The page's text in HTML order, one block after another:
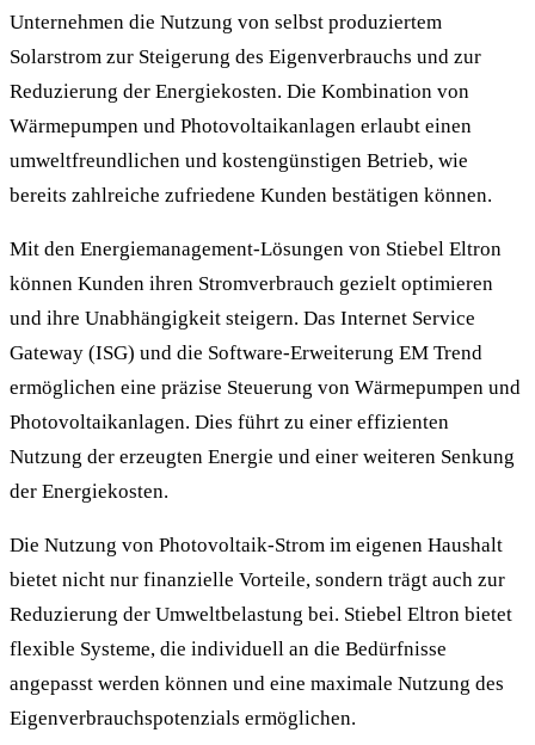
Unternehmen die Nutzung von selbst produziertem
Solarstrom zur Steigerung des Eigenverbrauchs und zur
Reduzierung der Energiekosten. Die Kombination von
Wärmepumpen und Photovoltaikanlagen erlaubt einen
umweltfreundlichen und kostengünstigen Betrieb, wie
bereits zahlreiche zufriedene Kunden bestätigen können.
Mit den Energiemanagement-Lösungen von Stiebel Eltron
können Kunden ihren Stromverbrauch gezielt optimieren
und ihre Unabhängigkeit steigern. Das Internet Service
Gateway (ISG) und die Software-Erweiterung EM Trend
ermöglichen eine präzise Steuerung von Wärmepumpen und
Photovoltaikanlagen. Dies führt zu einer effizienten
Nutzung der erzeugten Energie und einer weiteren Senkung
der Energiekosten.
Die Nutzung von Photovoltaik-Strom im eigenen Haushalt
bietet nicht nur finanzielle Vorteile, sondern trägt auch zur
Reduzierung der Umweltbelastung bei. Stiebel Eltron bietet
flexible Systeme, die individuell an die Bedürfnisse
angepasst werden können und eine maximale Nutzung des
Eigenverbrauchspotenzials ermöglichen.